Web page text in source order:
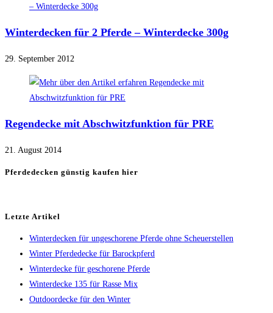
Winterdecken für 2 Pferde – Winterdecke 300g
29. September 2012
Regendecke mit Abschwitzfunktion für PRE
21. August 2014
Pferdedecken günstig kaufen hier
Letzte Artikel
Winterdecken für ungeschorene Pferde ohne Scheuerstellen
Winter Pferdedecke für Barockpferd
Winterdecke für geschorene Pferde
Winterdecke 135 für Rasse Mix
Outdoordecke für den Winter